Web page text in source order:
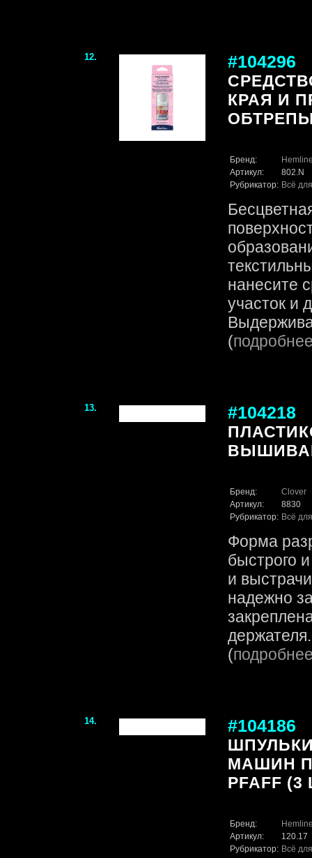
12. #104296
КРАЯ И
Бренд:
Артикул:
802.N
Рубрикатор: Всё
нанесите
участок и
(
13. #104218
Бренд:
Clover
Артикул:
8830
Рубрикатор: Всё
Форма
быстрого
и
надежно
(
14. #104186
МАШИН
PFAFF
Бренд:
Артикул:
120.17
Рубрикатор: Всё